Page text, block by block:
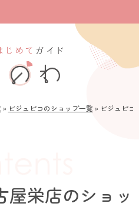
» ビジュピコのショップ一覧» ビジュピコ
屋栄店のショッ